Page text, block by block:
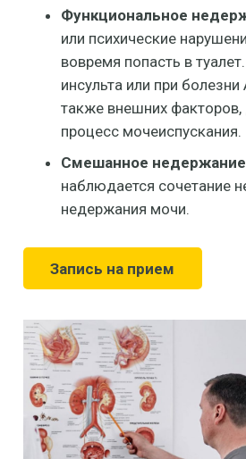
Функциональное
или психические
вовремя попасть в
инсульта или при
также внешних
процесс мочеиспускания.
Смешанное
наблюдается сочетание
недержания мочи.
Запись на прием